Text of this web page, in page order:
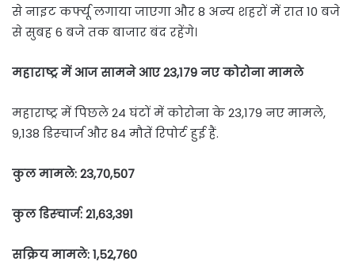
से नाइट कर्फ्यू लगाया जाएगा और 8 अन्य शहरों में रात 10 बजे
से सुबह 6 बजे तक बाजार बंद रहेंगे।
महाराष्ट्र में आज सामने आए 23,179 नए कोरोना मामले
महाराष्ट्र में पिछले 24 घंटों में कोरोना के 23,179 नए मामले,
9,138 डिस्चार्ज और 84 मौतें रिपोर्ट हुई हैं.
कुल मामले: 23,70,507
कुल डिस्चार्ज: 21,63,391
सक्रिय मामले: 1,52,760